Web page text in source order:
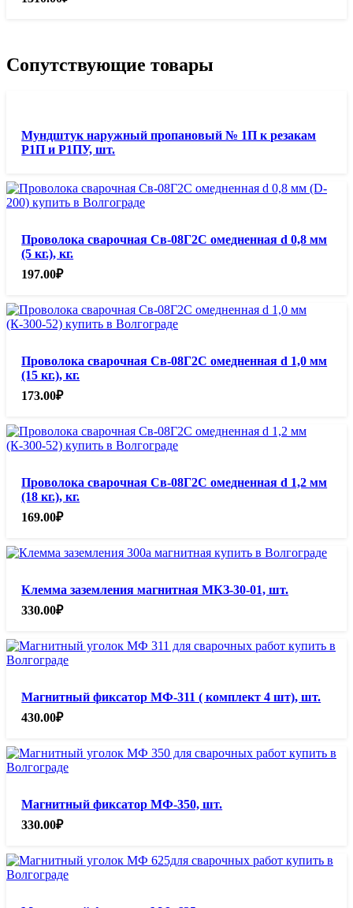
Сопутствующие товары
Мундштук наружный пропановый № 1П к резакам
Р1П и Р1ПУ, шт.
Проволока сварочная Св-08Г2С омедненная d 0,8 мм
(5 кг.), кг.
197.00₽
Проволока сварочная Св-08Г2С омедненная d 1,0 мм
(15 кг.), кг.
173.00₽
Проволока сварочная Св-08Г2С омедненная d 1,2 мм
(18 кг.), кг.
169.00₽
Клемма заземления магнитная МКЗ-30-01, шт.
330.00₽
Магнитный фиксатор МФ-311 ( комплект 4 шт), шт.
430.00₽
Магнитный фиксатор МФ-350, шт.
330.00₽